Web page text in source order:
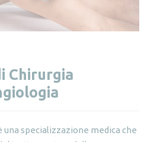
Chirurgia
una specializzazione medica che